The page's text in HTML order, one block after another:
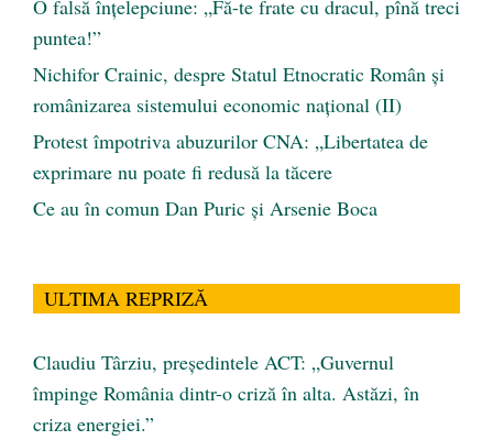
O falsă înțelepciune: „Fă-te frate cu dracul, pînă treci
puntea!”
Nichifor Crainic, despre Statul Etnocratic Român şi
românizarea sistemului economic naţional (II)
Protest împotriva abuzurilor CNA: „Libertatea de
exprimare nu poate fi redusă la tăcere
Ce au în comun Dan Puric şi Arsenie Boca
ULTIMA REPRIZĂ
Claudiu Târziu, președintele ACT: „Guvernul
împinge România dintr-o criză în alta. Astăzi, în
criza energiei.”